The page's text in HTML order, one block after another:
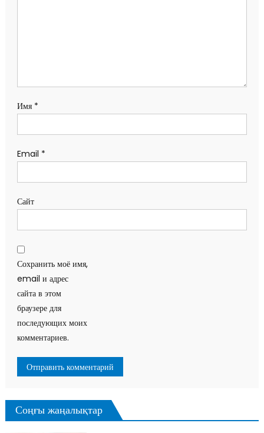
Имя *
Email *
Сайт
Сохранить моё имя,
email и адрес
сайта в этом
браузере для
последующих моих
комментариев.
Соңғы жаңалықтар